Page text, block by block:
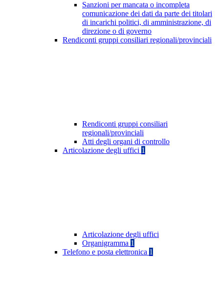
Sanzioni per mancata o incompleta
comunicazione dei dati da parte dei titolari
di incarichi politici, di amministrazione, di
direzione o di governo
Rendiconti gruppi consiliari regionali/provinciali
Rendiconti gruppi consiliari
regionali/provinciali
Atti degli organi di controllo
Articolazione degli uffici 1
Articolazione degli uffici
Organigramma 1
Telefono e posta elettronica 1